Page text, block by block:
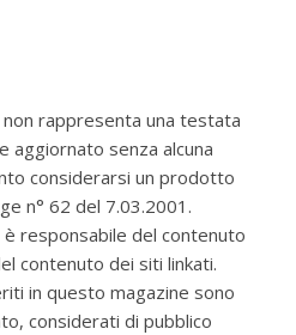
rappresenta una testata
aggiornato senza alcuna
considerarsi un prodotto
n° 62 del 7.03.2001.
è responsabile del contenuto
contenuto dei siti linkati.
in questo magazine sono
considerati di pubblico